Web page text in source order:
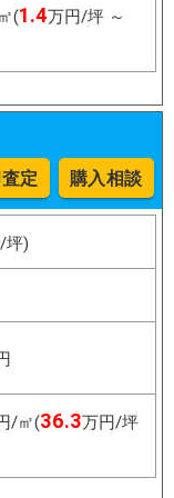
(1.4万円/坪 ～
定 購入相談
坪)
/㎡(36.3万円/坪